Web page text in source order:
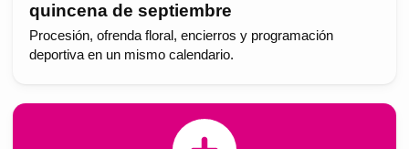
quincena de septiembre
Procesión, ofrenda floral, encierros y programación
deportiva en un mismo calendario.